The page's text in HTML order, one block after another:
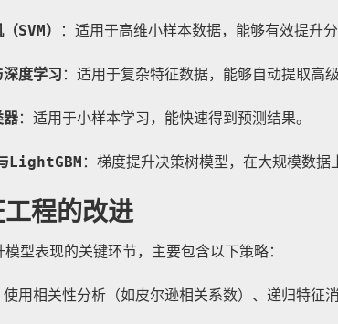
SVM） ：适用于高维小样本数据，能够有效提升分
度学习 ：适用于复杂特征数据，能够自动提取高
器：适用于小样本学习，能快速得到预测结果。
LightGBM ：梯度提升决策树模型，在大规模数据
程的改进
型表现的关键环节，主要包含以下策略：
使用相关性分析（如皮尔逊相关系数）、递归特征